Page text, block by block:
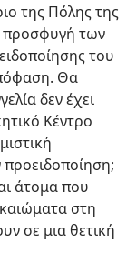
της Πόλης της
προσφυγή των
του
Θα
δεν έχει
Κέντρο
άτομα που
στη
σε μια θετική